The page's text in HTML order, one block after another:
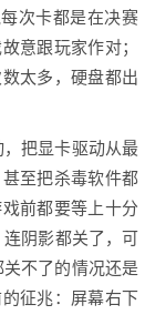
次卡都是在决赛
意跟玩家作对；
太多，硬盘都出
把显卡驱动从最
至把杀毒软件都
前都要等上十分
连阴影都关了，可
不了的情况还是
征兆：屏幕右下